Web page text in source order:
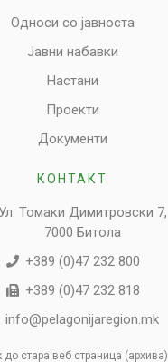
Односи со јавноста
Јавни набавки
Настани
Проекти
Документи
КОНТАКТ
Ул. Томаки Димитровски 7,
7000 Битола
+389 (0)47 232 800
+389 (0)47 232 818
info@pelagonijaregion.mk
до стара веб страница (архива)